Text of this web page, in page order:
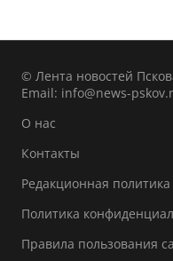
© Лента новостей
Email: info@news-
О нас
Контакты
Редакционная политика
Политика
Правила пользования